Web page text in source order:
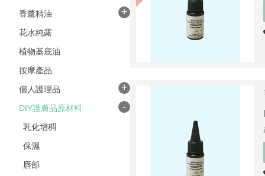
香薰精油
+
花水純露
植物基底油
按摩產品
個人護理品
+
DIY護膚品原材料 -
乳化增稠
保濕
唇部